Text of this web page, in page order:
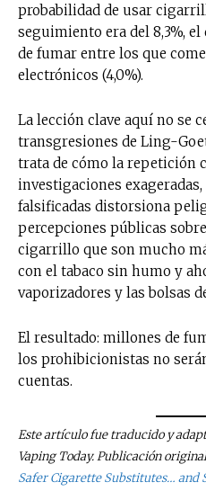
probabilidad de usar
seguimiento era del 8,3%,
de fumar entre los que
electrónicos (4,0%).
La lección clave aquí no se
transgresiones de Ling-
trata de cómo la repetición
investigaciones
falsificadas distorsiona
percepciones públicas
cigarrillo que son mucho
con el tabaco sin humo y
vaporizadores y las bolsas
El resultado: millones de
los prohibicionistas no
cuentas.
Este artículo fue traducido y
Vaping Today. Publicación
Safer Cigarette Substitutes… and